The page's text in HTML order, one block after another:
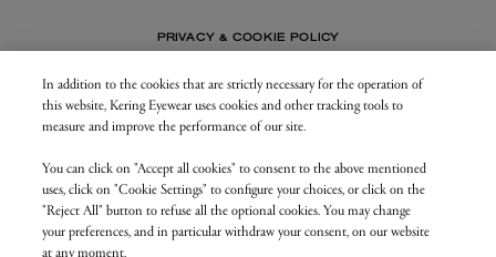
PRIVACY & COOKIE POLICY
CONTACT US
BUSINESS AREA
my.keringeyewear.com
In addition to the cookies that are strictly necessary for the operation of
this website, Kering Eyewear uses cookies and other tracking tools to
measure and improve the performance of our site.
You can click on "Accept all cookies" to consent to the above mentioned
uses, click on "Cookie Settings" to configure your choices, or click on the
"Reject All" button to refuse all the optional cookies. You may change
your preferences, and in particular withdraw your consent, on our website
at any moment.